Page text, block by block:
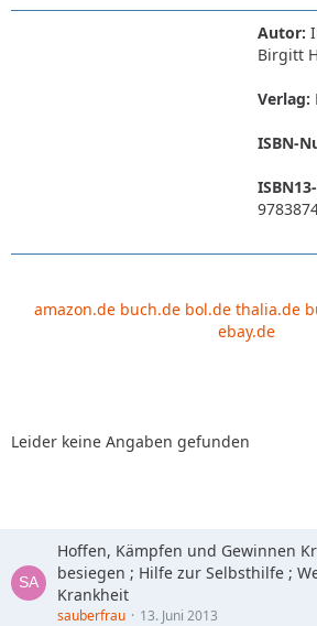
Autor:
Birgitt
Verlag:
ISBN-
amazon.de buch.de bol.de thalia.de
ebay.de
Leider keine Angaben gefunden
Hoffen, Kämpfen und Gewinnen
besiegen ; Hilfe zur Selbsthilfe ;
Krankheit
sauberfrau 13. Juni 2013